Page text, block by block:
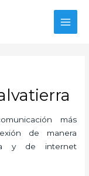
más
de manera
y de internet